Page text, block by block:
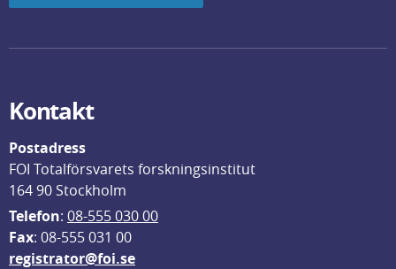
Kontakt
Postadress
FOI Totalförsvarets forskningsinstitut
164 90 Stockholm
Telefon: 08-555 030 00
Fax: 08-555 031 00
registrator@foi.se